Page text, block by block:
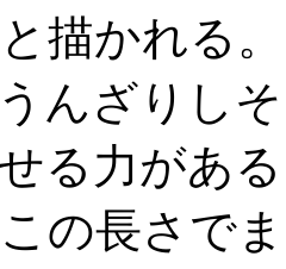
描かれる。
んざりし
る力があ
の長さで